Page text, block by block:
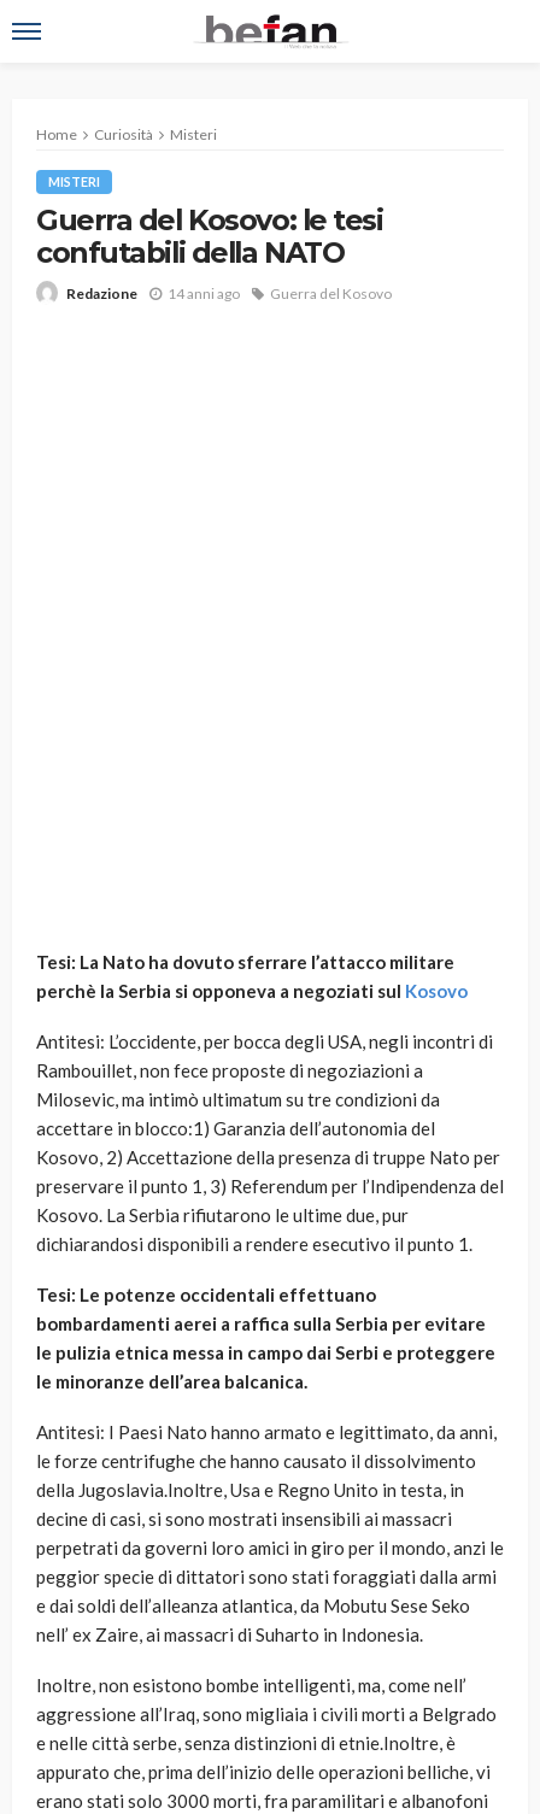
Home Curiosità Misteri
MISTERI
Guerra del Kosovo: le tesi
confutabili della NATO
Redazione 14 anni ago Guerra del Kosovo
Tesi: La Nato ha dovuto sferrare l’attacco militare
perchè la Serbia si opponeva a negoziati sul Kosovo
Antitesi: L’occidente, per bocca degli USA, negli incontri di
Rambouillet, non fece proposte di negoziazioni a
Milosevic, ma intimò ultimatum su tre condizioni da
accettare in blocco:1) Garanzia dell’autonomia del
Kosovo, 2) Accettazione della presenza di truppe Nato per
preservare il punto 1, 3) Referendum per l’Indipendenza del
Kosovo. La Serbia rifiutarono le ultime due, pur
dichiarandosi disponibili a rendere esecutivo il punto 1.
Tesi: Le potenze occidentali effettuano
bombardamenti aerei a raffica sulla Serbia per evitare
le pulizia etnica messa in campo dai Serbi e proteggere
le minoranze dell’area balcanica.
Antitesi: I Paesi Nato hanno armato e legittimato, da anni,
le forze centrifughe che hanno causato il dissolvimento
della Jugoslavia.Inoltre, Usa e Regno Unito in testa, in
decine di casi, si sono mostrati insensibili ai massacri
perpetrati da governi loro amici in giro per il mondo, anzi le
peggior specie di dittatori sono stati foraggiati dalla armi
e dai soldi dell’alleanza atlantica, da Mobutu Sese Seko
nell’ ex Zaire, ai massacri di Suharto in Indonesia.
Inoltre, non esistono bombe intelligenti, ma, come nell’
aggressione all’Iraq, sono migliaia i civili morti a Belgrado
e nelle città serbe, senza distinzioni di etnie.Inoltre, è
appurato che, prima dell’inizio delle operazioni belliche, vi
erano stati solo 3000 morti, fra paramilitari e albanofoni